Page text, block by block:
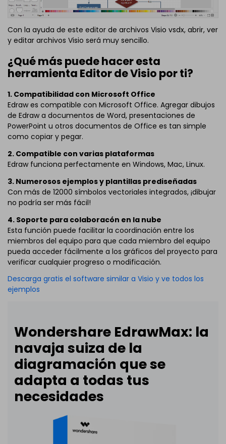
Con la ayuda de este editor de archivos Visio vsdx, abrir, ver
y editar archivos Visio será muy sencillo.
¿Qué más puede hacer esta
herramienta Editor de Visio por ti?
1. Compatibilidad con Microsoft Office
Edraw es compatible con Microsoft Office. Agregar dibujos
de Edraw a documentos de Word, presentaciones de
PowerPoint u otros documentos de Office es tan simple
como copiar y pegar.
2. Compatible con varias plataformas
Edraw funciona perfectamente en Windows, Mac, Linux.
3. Numerosos ejemplos y plantillas prediseñadas
Con más de 12000 símbolos vectoriales integrados, ¡dibujar
no podría ser más fácil!
4. Soporte para colaboracón en la nube
Esta función puede facilitar la coordinación entre los
miembros del equipo para que cada miembro del equipo
pueda acceder fácilmente a los gráficos del proyecto para
verificar cualquier progreso o modificación.
Descarga gratis el software similar a Visio y ve todos los
ejemplos
Wondershare EdrawMax: la
navaja suiza de la
diagramación que se
adapta a todas tus
necesidades